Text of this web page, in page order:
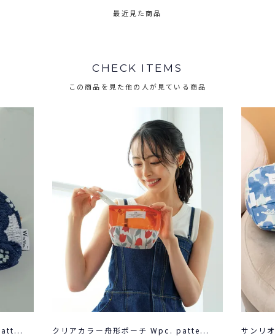
最近見た商品
CHECK ITEMS
この商品を見た他の人が見ている商品
クリアカラー舟形ポーチ Wpc. patte... サンリ